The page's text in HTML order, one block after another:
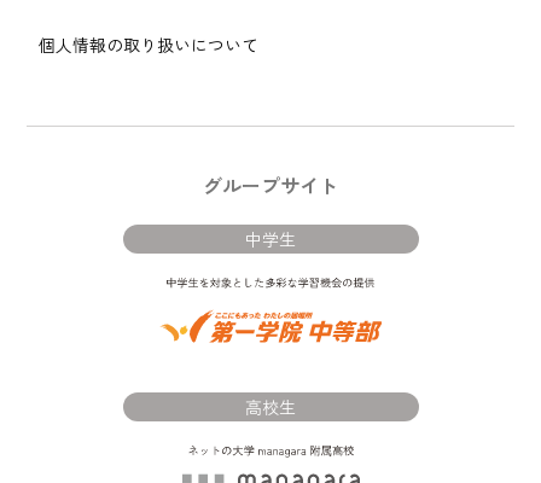
個人情報の取り扱いについて
グループサイト
中学生
高校生